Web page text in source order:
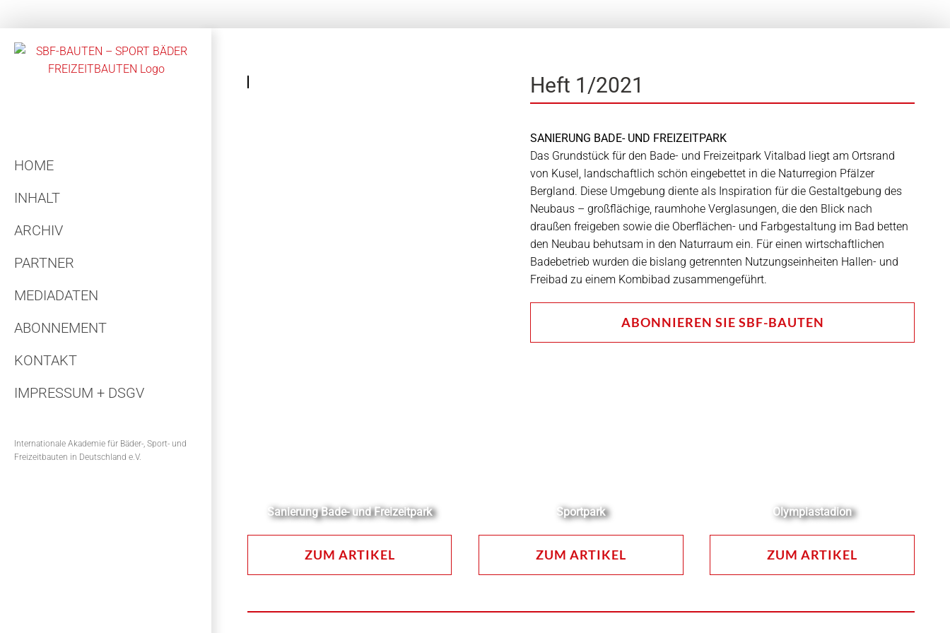
Inhalt
HOME
INHALT
ARCHIV
PARTNER
MEDIADATEN
ABONNEMENT
KONTAKT
IMPRESSUM + DSGV
Internationale Akademie für Bäder-, Sport- und
Freizeitbauten in Deutschland e.V.
Heft 1/2021
SANIERUNG BADE- UND FREIZEITPARK
Das Grundstück für den Bade- und Freizeitpark Vitalbad liegt am Ortsrand
von Kusel, landschaftlich schön eingebettet in die Naturregion Pfälzer
Bergland. Diese Umgebung diente als Inspiration für die Gestaltgebung des
Neubaus – großflächige, raumhohe Verglasungen, die den Blick nach
draußen freigeben sowie die Oberflächen- und Farbgestaltung im Bad betten
den Neubau behutsam in den Naturraum ein. Für einen wirtschaftlichen
Badebetrieb wurden die bislang getrennten Nutzungseinheiten Hallen- und
Freibad zu einem Kombibad zusammengeführt.
ABONNIEREN SIE SBF-BAUTEN
Sanierung Bade- und Freizeitpark
ZUM ARTIKEL
Sportpark
ZUM ARTIKEL
Olympiastadion
ZUM ARTIKEL